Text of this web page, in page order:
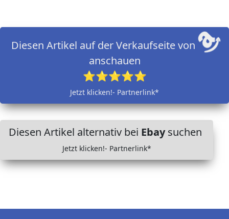
Diesen Artikel auf der Verkaufseite von
anschauen
⭐⭐⭐⭐⭐
Jetzt klicken!- Partnerlink*
Diesen Artikel alternativ bei Ebaysuchen
Jetzt klicken!- Partnerlink*